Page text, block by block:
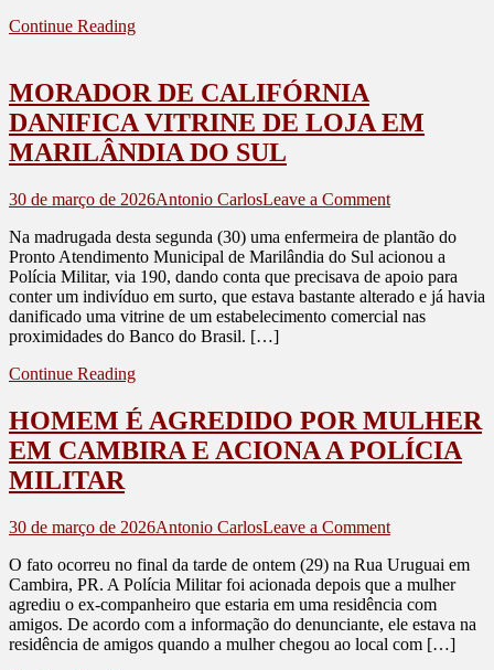
Continue Reading
MORADOR DE CALIFÓRNIA
DANIFICA VITRINE DE LOJA EM
MARILÂNDIA DO SUL
30 de março de 2026Antonio CarlosLeave a Commenton
DE
DANIFICA
VITRINE
DE
SUL
Na madrugada desta segunda (30) uma enfermeira de plantão do
Pronto Atendimento Municipal de Marilândia do Sul acionou a
Polícia Militar, via 190, dando conta que precisava de apoio para
conter um indivíduo em surto, que estava bastante alterado e já havia
danificado uma vitrine de um estabelecimento comercial nas
proximidades do Banco do Brasil. […]
Continue Reading
HOMEM É AGREDIDO POR MULHER
EM CAMBIRA E ACIONA A POLÍCIA
MILITAR
30 de março de 2026Antonio CarlosLeave a Commenton
É
AGREDIDO
POR
MULHER
EM
O fato ocorreu no final da tarde de ontem (29) na Rua Uruguai em
Cambira, PR. A Polícia Militar foi acionada depois que a mulher
agrediu o ex-companheiro que estaria em uma residência com
amigos. De acordo com a informação do denunciante, ele estava na
residência de amigos quando a mulher chegou ao local com […]